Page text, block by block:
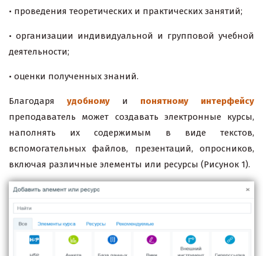
• проведения теоретических и практических занятий;
• организации индивидуальной и групповой учебной
деятельности;
• оценки полученных знаний.
Благодаря удобному и понятному интерфейсу
преподаватель может создавать электронные курсы,
наполнять их содержимым в виде текстов,
вспомогательных файлов, презентаций, опросников,
включая различные элементы или ресурсы (Рисунок 1).